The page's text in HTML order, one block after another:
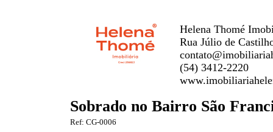
Helena Thomé
Rua Júlio de
(54) 3412-2220
Sobrado no Bairro São
Ref: CG-0006